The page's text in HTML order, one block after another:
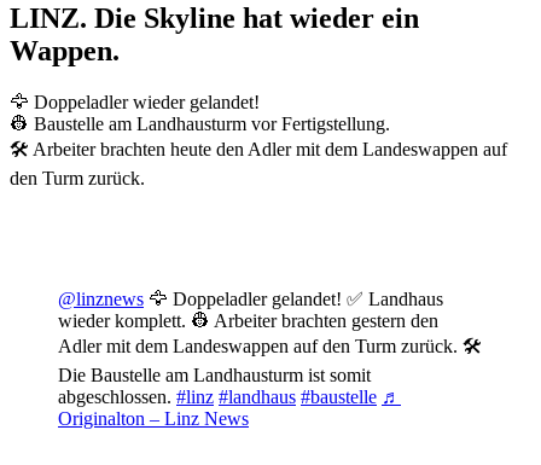
LINZ. Die Skyline hat wieder ein
Wappen.
🦅 Doppeladler wieder gelandet!
👷 Baustelle am Landhausturm vor Fertigstellung.
🛠️ Arbeiter brachten heute den Adler mit dem Landeswappen auf
den Turm zurück.
@linznews 🦅 Doppeladler gelandet! ✅ Landhaus
wieder komplett. 👷 Arbeiter brachten gestern den
Adler mit dem Landeswappen auf den Turm zurück. 🛠️
Die Baustelle am Landhausturm ist somit
abgeschlossen. #linz #landhaus #baustelle ♬
Originalton – Linz News